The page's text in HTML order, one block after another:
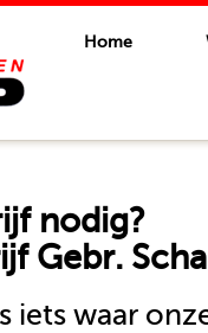
Home
nodig?
Gebr.
iets waar